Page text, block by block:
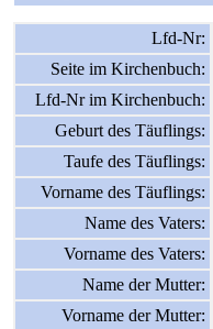
Lfd-Nr:
Seite im Kirchenbuch:
Lfd-Nr im Kirchenbuch:
Geburt des Täuflings:
Taufe des Täuflings:
Vorname des Täuflings:
Name des Vaters:
Vorname des Vaters:
Name der Mutter:
Vorname der Mutter: